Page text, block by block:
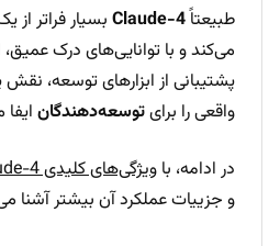
طبیعتاً Claude-4 بسیار فراتر
می‌کند و با توانایی‌های درک
پشتیبانی از ابزارهای توسعه،
واقعی را برایتوسعه‌دهندگان
در ادامه، با ویژگی‌های کلیدی Claude-4 برای برنامه‌نویسان
و جزییات عملکرد آن بیشتر آشنا